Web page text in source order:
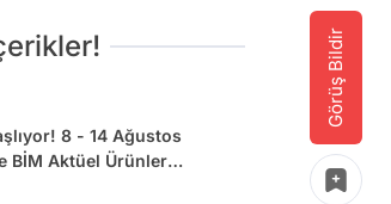
Görüş Bildir
8 - 14 Ağustos
BİM Aktüel Ürünler